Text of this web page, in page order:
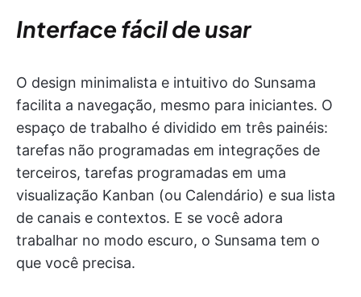
Interface fácil de usar
O design minimalista e intuitivo do Sunsama
facilita a navegação, mesmo para iniciantes. O
espaço de trabalho é dividido em três painéis:
tarefas não programadas em integrações de
terceiros, tarefas programadas em uma
visualização Kanban (ou Calendário) e sua lista
de canais e contextos. E se você adora
trabalhar no modo escuro, o Sunsama tem o
que você precisa.